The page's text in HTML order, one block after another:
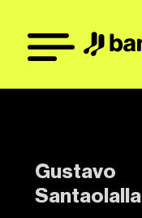
Gustavo
Santaolalla